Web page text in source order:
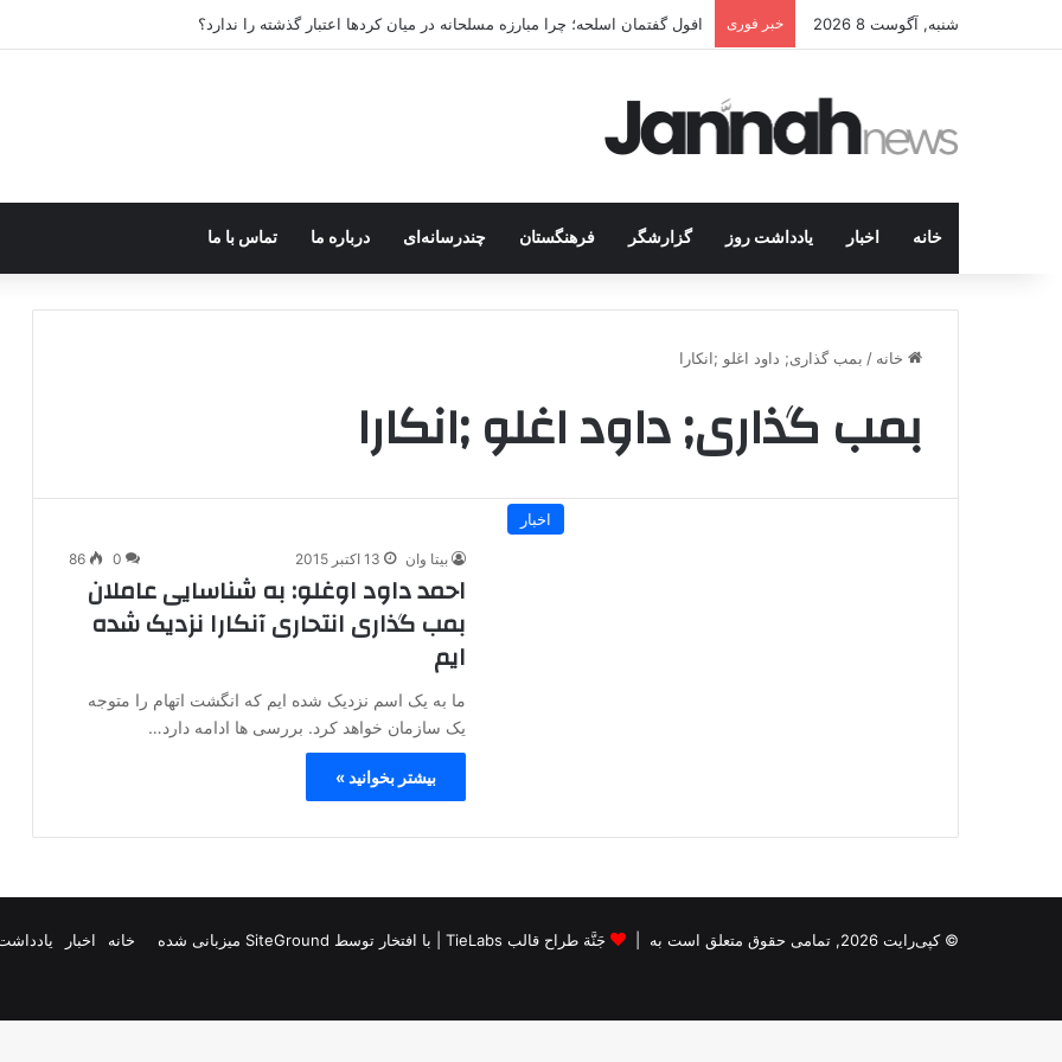
شنبه, آگوست 8 2026 خبر فوری افول گفتمان اسلحه؛ چرا مبارزه مسلحانه در میان کردها اعتبار گذشته را ندارد؟
خانه اخبار یادداشت روز گزارشگر فرهنگستان چندرسانه‌ای درباره ما تماس با ما
خانه / بمب گذاری; داود اغلو ;انکارا
بمب گذاری; داود اغلو ;انکارا
اخبار
بیتا وان 13 اکتبر 2015 0
86
احمد داود اوغلو: به شناسایی عاملان
بمب گذاری انتحاری آنکارا نزدیک شده
ایم
ما به یک اسم نزدیک شده ایم که انگشت اتهام را متوجه
یک سازمان خواهد کرد. بررسی ها ادامه دارد…
بیشتر بخوانید »
© کپی‌رایت 2026, تمامی حقوق متعلق است به | جَنَّة طراح قالب TieLabs | با افتخار توسط SiteGround میزبانی شده خانه اخبار